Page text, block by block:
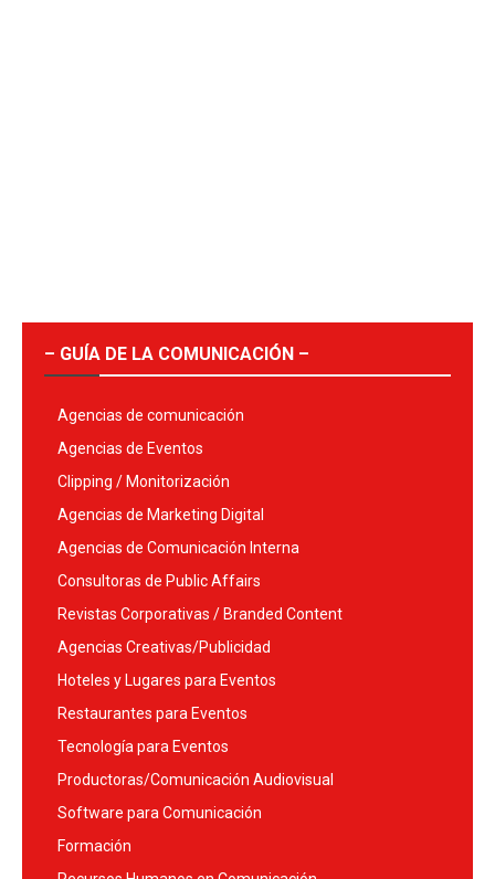
– GUÍA DE LA COMUNICACIÓN –
Agencias de comunicación
Agencias de Eventos
Clipping / Monitorización
Agencias de Marketing Digital
Agencias de Comunicación Interna
Consultoras de Public Affairs
Revistas Corporativas / Branded Content
Agencias Creativas/Publicidad
Hoteles y Lugares para Eventos
Restaurantes para Eventos
Tecnología para Eventos
Productoras/Comunicación Audiovisual
Software para Comunicación
Formación